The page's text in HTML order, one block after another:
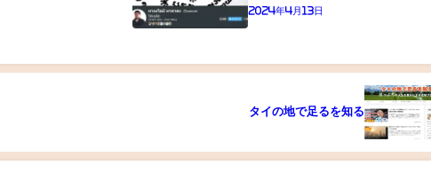
2024年4月13日
タイの地で足るを知る